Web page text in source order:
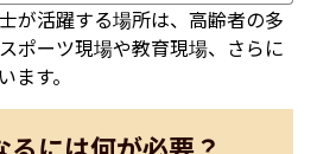
が活躍する場所は、高齢者の多
ポーツ現場や教育現場、さらに
ます。